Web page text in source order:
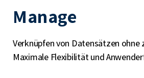
Manage
Verknüpfen von Datensätzen ohne
Maximale Flexibilität und